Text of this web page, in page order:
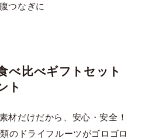
つなぎに
べ比べギフトセット
ト
材だけだから、安心・安全！
のドライフルーツがゴロゴロ